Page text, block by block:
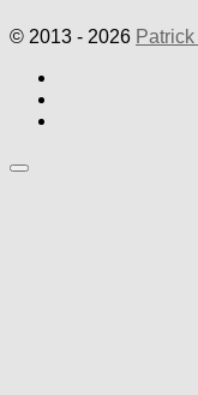
© 2013 - 2026